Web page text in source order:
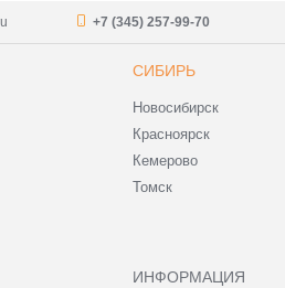
+7 (345) 257-99-70
СИБИРЬ
Новосибирск
Красноярск
Кемерово
Томск
ИНФОРМАЦИЯ